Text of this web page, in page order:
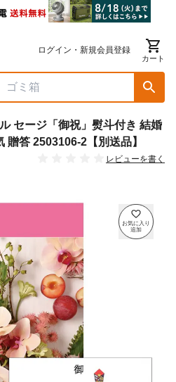
ログイン・新規会員登録
カート
セージ「御祝」熨斗付き 結婚
贈答 2503106-2【別送品】
レビューを書く